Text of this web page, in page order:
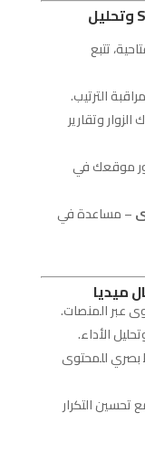
أدوات تحسين محركات البحث SEO وتحليل
تتبع
الترتيب.
وتقارير
موقعك في
– مساعدة في
ميديا
عبر المنصات.
الأداء.
بصري للمحتوى
التكرار